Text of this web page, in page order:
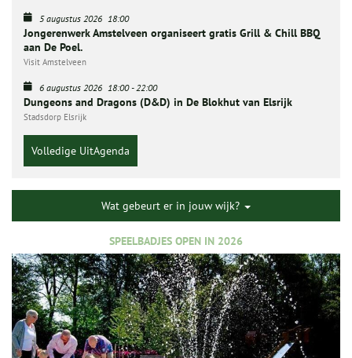
5 augustus 2026 18:00
Jongerenwerk Amstelveen organiseert gratis Grill & Chill BBQ
aan De Poel.
Visit Amstelveen
6 augustus 2026 18:00-22:00
Dungeons and Dragons (D&D) in De Blokhut van Elsrijk
Stadsdorp Elsrijk
Volledige UitAgenda
Wat gebeurt er in jouw wijk?
SPEELBADJES OPEN IN 2026